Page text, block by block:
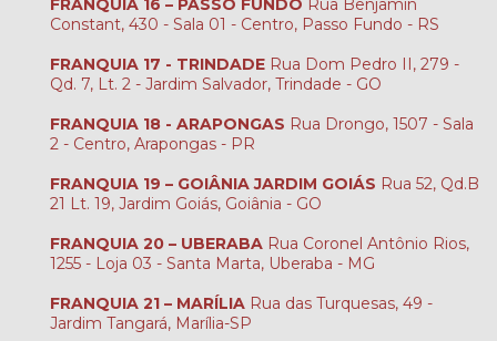
FRANQUIA 16 – PASSO FUNDO Rua Benjamin
Constant, 430 - Sala 01 - Centro, Passo Fundo - RS
FRANQUIA 17 - TRINDADE Rua Dom Pedro II, 279 -
Qd. 7, Lt. 2 - Jardim Salvador, Trindade - GO
FRANQUIA 18 - ARAPONGAS Rua Drongo, 1507 - Sala
2 - Centro, Arapongas - PR
FRANQUIA 19 – GOIÂNIA JARDIM GOIÁS Rua 52, Qd.B
21 Lt. 19, Jardim Goiás, Goiânia - GO
FRANQUIA 20 – UBERABA Rua Coronel Antônio Rios,
1255 - Loja 03 - Santa Marta, Uberaba - MG
FRANQUIA 21 – MARÍLIA Rua das Turquesas, 49 -
Jardim Tangará, Marília-SP